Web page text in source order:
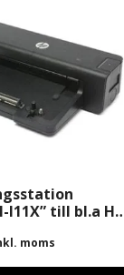
I11X” till bl.a HP
moms